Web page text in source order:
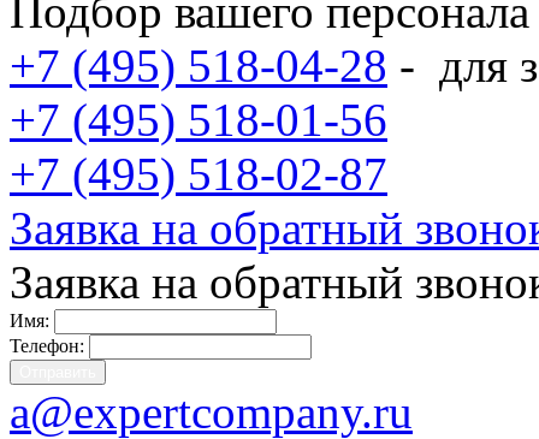
Подбор вашего персонала
+7 (495) 518-04-28 - для
+7 (495) 518-01-56
+7 (495) 518-02-87
Заявка на обратный
Заявка на обратный
Имя:
Телефон:
a@expertcompany.ru